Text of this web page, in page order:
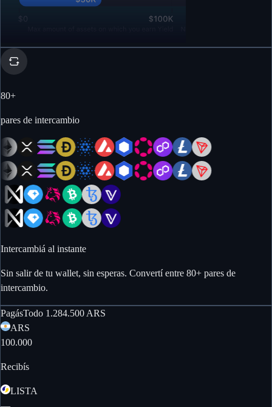
80+
pares de intercambio
Intercambiá al instante
Sin salir de tu wallet, sin esperas. Convertí entre 80+ pares de
intercambio.
PagásTodo 1.284.500 ARS
ARS
100.000
Recibís
LISTA